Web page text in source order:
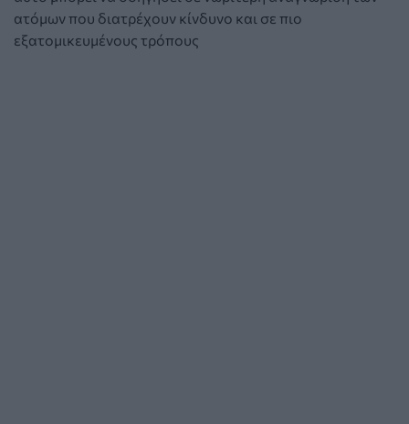
ατόμων που διατρέχουν κίνδυνο και σε πιο
εξατομικευμένους τρόπους